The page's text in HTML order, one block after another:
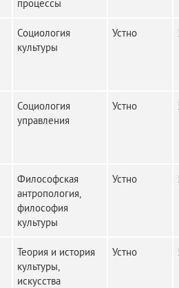
процессы
Социология
культуры
Устно
Социология
управления
Устно
Философская
антропология,
философия
культуры
Устно
Теория и история
культуры,
искусства
Устно